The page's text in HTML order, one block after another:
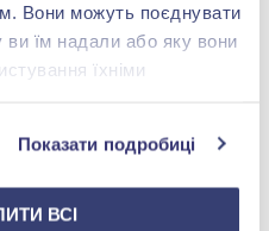
Вони можуть поєднувати
ви їм надали або яку вони
їхніми
Показати подробиці
ВСІ